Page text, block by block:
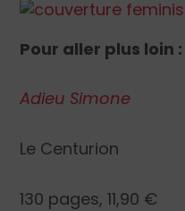
Pour aller plus loin :
Adieu Simone
Le Centurion
130 pages, 11,90 €